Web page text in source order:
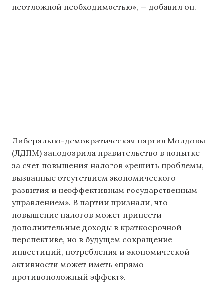
неотложной необходимостью», — добавил он.
Либерально-демократическая партия Молдовы
(ЛДПМ) заподозрила правительство в попытке
за счет повышения налогов «решить проблемы,
вызванные отсутствием экономического
развития и неэффективным государственным
управлением». В партии признали, что
повышение налогов может принести
дополнительные доходы в краткосрочной
перспективе, но в будущем сокращение
инвестиций, потребления и экономической
активности может иметь «прямо
противоположный эффект».